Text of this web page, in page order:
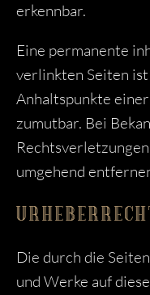
erkennbar.
Eine permanente
verlinkten Seiten
Anhaltspunkte
zumutbar. Bei
umgehend
Die durch die
und Werke auf